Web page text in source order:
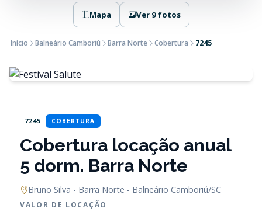
Mapa Ver 9 fotos
Início Balneário Camboriú Barra Norte Cobertura 7245
7245 COBERTURA
Cobertura locação anual
5 dorm. Barra Norte
Bruno Silva - Barra Norte - Balneário Camboriú/SC
VALOR DE LOCAÇÃO